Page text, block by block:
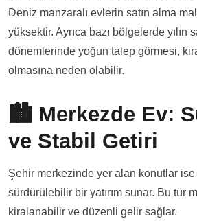
Deniz manzaralı evlerin satın alma
yüksektir. Ayrıca bazı bölgelerde yılın
dönemlerinde yoğun talep görmesi,
olmasına neden olabilir.
🏙️ Merkezde Ev:
ve Stabil Getiri
Şehir merkezinde yer alan konutlar
sürdürülebilir bir yatırım sunar. Bu tür
kiralanabilir ve düzenli gelir sağlar.